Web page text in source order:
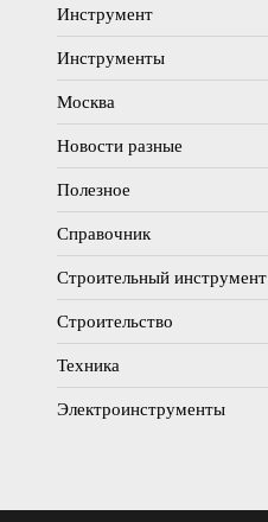
Инструмент
Инструменты
Москва
Новости разные
Полезное
Справочник
Строительный инструмент
Строительство
Техника
Электроинструменты